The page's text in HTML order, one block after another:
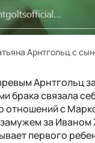
Арнтгольц с
Арнтгольц
брака связала
отношений с
замужем за
первого